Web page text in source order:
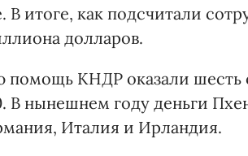
В итоге, как подсчитали
долларов.
помощь КНДР оказали шесть
нынешнем году деньги
Италия и Ирландия.